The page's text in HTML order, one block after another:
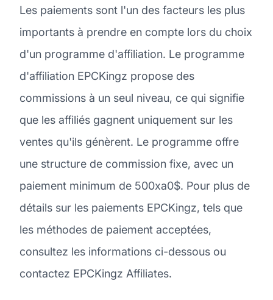
Les paiements sont l'un des facteurs les plus
importants à prendre en compte lors du choix
d'un programme d'affiliation. Le programme
d'affiliation EPCKingz propose des
commissions à un seul niveau, ce qui signifie
que les affiliés gagnent uniquement sur les
ventes qu'ils génèrent. Le programme offre
une structure de commission fixe, avec un
paiement minimum de 500xa0$. Pour plus de
détails sur les paiements EPCKingz, tels que
les méthodes de paiement acceptées,
consultez les informations ci-dessous ou
contactez EPCKingz Affiliates.